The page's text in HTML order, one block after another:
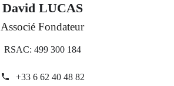
David LUCAS
Associé Fondateur
RSAC: 499 300 184
+33 6 62 40 48 82